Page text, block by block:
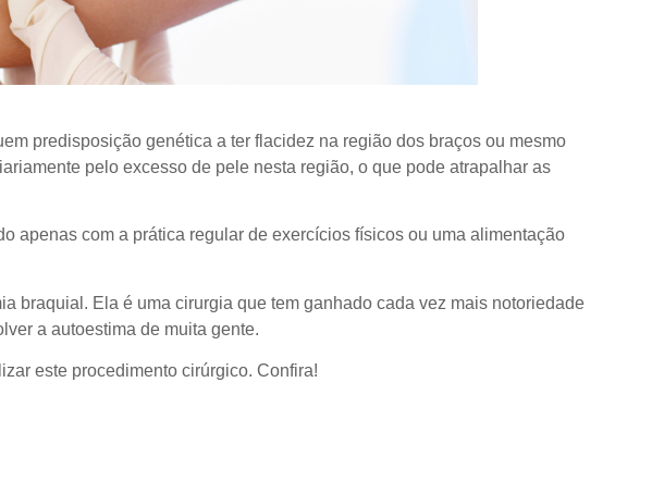
predisposição genética a ter flacidez na região dos braços ou mesmo
pelo excesso de pele nesta região, o que pode atrapalhar as
apenas com a prática regular de exercícios físicos ou uma alimentação
braquial. Ela é uma cirurgia que tem ganhado cada vez mais notoriedade
a autoestima de muita gente.
este procedimento cirúrgico. Confira!